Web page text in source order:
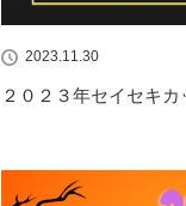
2023.11.30
２０２３年セイセキ